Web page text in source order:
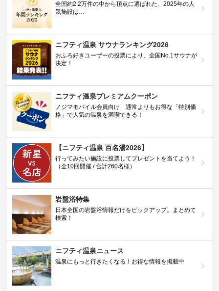
全国約2.2万件の中から頂点に選ばれた、2025年の人
気施設は…
ニフティ温泉 サウナランキング2026
おふろ好きユーザーの投票により、全国No.1サウナが
決定！
ニフティ温泉プレミアムクーポン
ノジマモバイル会員向け 通常よりもお得な「特別価
格」で人気の温泉を満喫できる！
【ニフティ温泉 百名湯2026】
行ってみたい施設に投票してプレゼントを当てよう！
（全10回開催 / 合計260名様）
岩盤浴特集
日本全国の岩盤浴情報だけをピックアップ。まとめて
検索！
ニフティ温泉ニュース
温泉にもっと行きたくなる！お得な情報を掲載中